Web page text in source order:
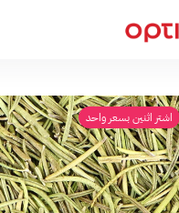
اشتر اثنين بسعر واحد